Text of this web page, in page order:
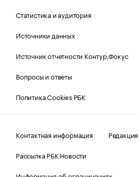
Статистика и аудитория
Источники данных
Источник отчетности Контур.Фокус
Вопросы и ответы
Политика Cookies РБК
Контактная информация
Редакция
Рассылка РБК Новости